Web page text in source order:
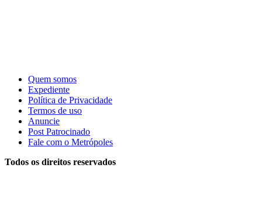
Quem somos
Expediente
Política de Privacidade
Termos de uso
Anuncie
Post Patrocinado
Fale com o Metrópoles
Todos os direitos reservados